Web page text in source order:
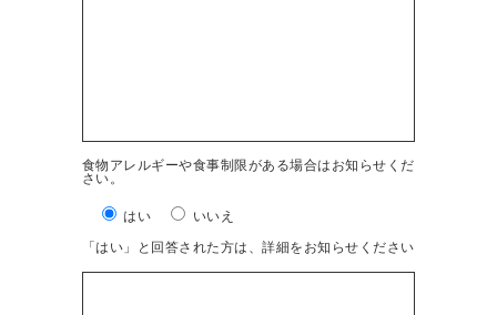
食物アレルギーや食事制限がある場合はお知らせくだ
さい。
はい
いいえ
「はい」と回答された方は、詳細をお知らせください